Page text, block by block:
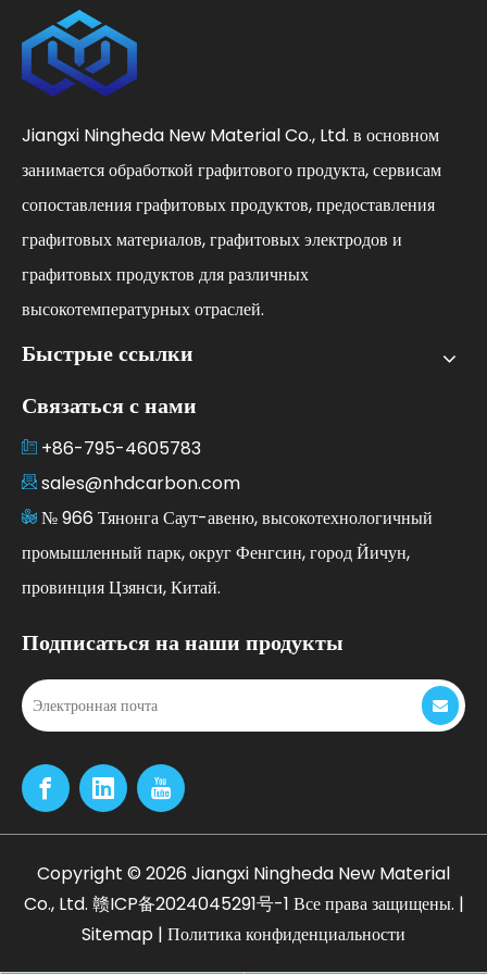
Jiangxi Ningheda New Material Co., Ltd. в основном
занимается обработкой графитового продукта, сервисам
сопоставления графитовых продуктов, предоставления
графитовых материалов, графитовых электродов и
графитовых продуктов для различных
высокотемпературных отраслей.
Быстрые ссылки
Связаться с нами
+86-795-4605783
sales@nhdcarbon.com
№ 966 Тянонга Саут-авеню, высокотехнологичный
промышленный парк, округ Фенгсин, город Йичун,
провинция Цзянси, Китай.
Подписаться на наши продукты
Copyright © 2026 Jiangxi Ningheda New Material
Co., Ltd. 赣ICP备2024045291号-1 Все права защищены. |
Sitemap | Политика конфиденциальности